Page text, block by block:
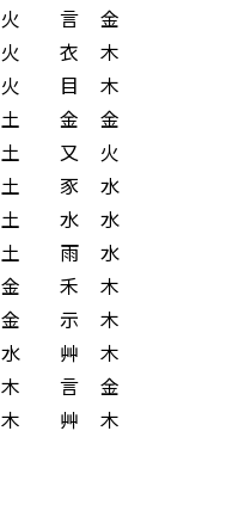
火 言
金
火 衣
木
火 目
木
土 金
金
土 又
火
土 豕
水
土 水
水
土 雨
水
金 禾
木
金 示
木
水 艸
木
木 言
金
木 艸 木